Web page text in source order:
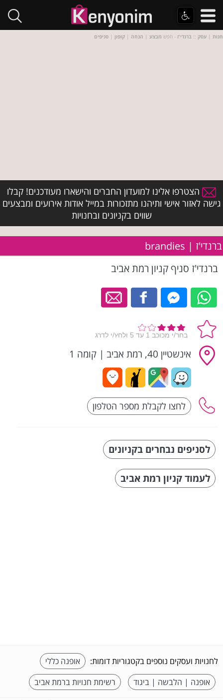
חנות | עסק :: ברנדי'ז - חפש מבצע | הנחה | קופון | סניפים
הצטרפו אלינו למועדון החברים והישארו מעודכנים! קבלו
גישה לאזור אישי ותיהנו מתזכורות במייל אודות אירועים ומבצעים
שווים בקניונים ובחנויות
ברנדי'ז | brandies
ברנדי'ז סניף קניון רמת אביב
אינשטיין 40, רמת אביב | קומה 1
לסניפים נבחרים בקניונים
לעמוד קניון רמת אביב
לחנויות ועסקים נוספים בקטגוריות דומות:
אופנה כללי
אופנה | הלבשה | ביגוד
רשימת חנויות ברמת אביב